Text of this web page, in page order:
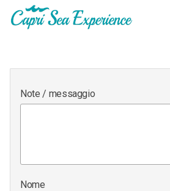
Note / messaggio
Nome